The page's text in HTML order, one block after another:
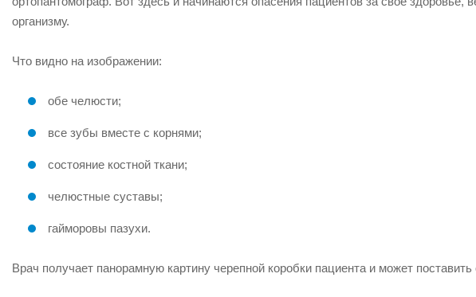
организму.
Что видно на изображении:
обе челюсти;
все зубы вместе с корнями;
состояние костной ткани;
челюстные суставы;
гайморовы пазухи.
Врач получает панорамную картину черепной коробки пациента и может